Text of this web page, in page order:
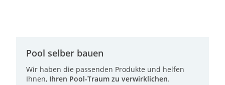
Pool selber bauen
Wir haben die passenden Produkte und helfen
Ihnen, Ihren Pool-Traum zu verwirklichen.